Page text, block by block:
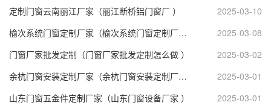
定制门窗云南丽江厂家（丽江断桥铝门窗厂 ）
2025-03-10
榆次系统门窗定制厂家（榆次系统门窗定制厂家电话 ）
2025-03-08
门窗厂家批发定制（门窗厂家批发定制怎么做 ）
2025-03-02
余杭门窗安装定制厂家（余杭门窗安装定制厂家地址 ）
2025-03-01
山东门窗五金件定制厂家（山东门窗设备厂家 ）
2025-03-01